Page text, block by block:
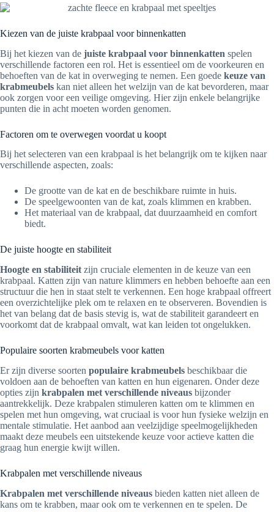
Kiezen van de juiste krabpaal voor binnenkatten
Bij het kiezen van de juiste krabpaal voor binnenkatten spelen
verschillende factoren een rol. Het is essentieel om de voorkeuren en
behoeften van de kat in overweging te nemen. Een goede keuze van
krabmeubels kan niet alleen het welzijn van de kat bevorderen, maar
ook zorgen voor een veilige omgeving. Hier zijn enkele belangrijke
punten die in acht moeten worden genomen.
Factoren om te overwegen voordat u koopt
Bij het selecteren van een krabpaal is het belangrijk om te kijken naar
verschillende aspecten, zoals:
De grootte van de kat en de beschikbare ruimte in huis.
De speelgewoonten van de kat, zoals klimmen en krabben.
Het materiaal van de krabpaal, dat duurzaamheid en comfort
biedt.
De juiste hoogte en stabiliteit
Hoogte en stabiliteit zijn cruciale elementen in de keuze van een
krabpaal. Katten zijn van nature klimmers en hebben behoefte aan een
structuur die hen in staat stelt te verkennen. Een hoge krabpaal offreert
een overzichtelijke plek om te relaxen en te observeren. Bovendien is
het van belang dat de basis stevig is, wat de stabiliteit garandeert en
voorkomt dat de krabpaal omvalt, wat kan leiden tot ongelukken.
Populaire soorten krabmeubels voor katten
Er zijn diverse soorten populaire krabmeubels beschikbaar die
voldoen aan de behoeften van katten en hun eigenaren. Onder deze
opties zijn krabpalen met verschillende niveaus bijzonder
aantrekkelijk. Deze krabpalen stimuleren katten om te klimmen en
spelen met hun omgeving, wat cruciaal is voor hun fysieke welzijn en
mentale stimulatie. Het aanbod aan veelzijdige speelmogelijkheden
maakt deze meubels een uitstekende keuze voor actieve katten die
graag hun energie kwijt willen.
Krabpalen met verschillende niveaus
Krabpalen met verschillende niveaus bieden katten niet alleen de
kans om te krabben, maar ook om te verkennen en te spelen. De